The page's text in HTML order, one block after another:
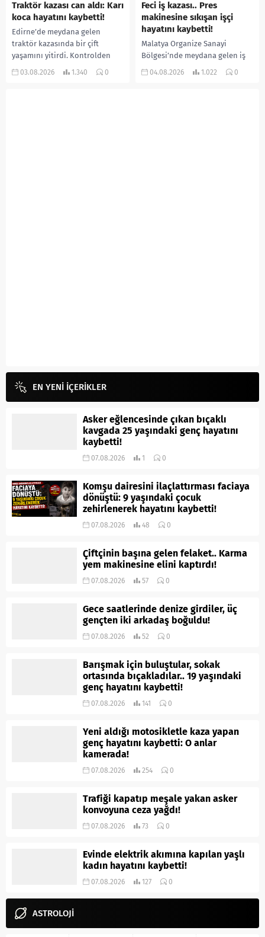
Traktör kazası can aldı: Karı
koca hayatını kaybetti!
Edirne’de meydana gelen
traktör kazasında bir çift
yaşamını yitirdi. Kontrolden
çıkarak devrilen traktörün
03.08.2026 1.340 0
Feci iş kazası.. Pres
makinesine sıkışan işçi
hayatını kaybetti!
Malatya Organize Sanayi
Bölgesi’nde meydana gelen iş
kazasında, pres makinesine
04.08.2026 1.022 0
EN YENİ İÇERİKLER
Asker eğlencesinde çıkan bıçaklı
kavgada 25 yaşındaki genç hayatını
kaybetti!
07.08.2026 1 0
Komşu dairesini ilaçlattırması faciaya
dönüştü: 9 yaşındaki çocuk
zehirlenerek hayatını kaybetti!
07.08.2026 48 0
Çiftçinin başına gelen felaket.. Karma
yem makinesine elini kaptırdı!
07.08.2026 57 0
Gece saatlerinde denize girdiler, üç
gençten iki arkadaş boğuldu!
07.08.2026 52 0
Barışmak için buluştular, sokak
ortasında bıçakladılar.. 19 yaşındaki
genç hayatını kaybetti!
07.08.2026 141 0
Yeni aldığı motosikletle kaza yapan
genç hayatını kaybetti: O anlar
kamerada!
07.08.2026 254 0
Trafiği kapatıp meşale yakan asker
konvoyuna ceza yağdı!
07.08.2026 73 0
Evinde elektrik akımına kapılan yaşlı
kadın hayatını kaybetti!
07.08.2026 127 0
ASTROLOJİ